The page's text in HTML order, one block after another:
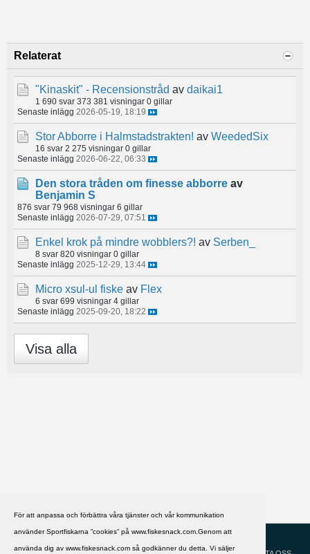
För att anpassa och förbättra våra tjänster och vår kommunikation
använder Sportfiskarna ”cookies” på www.fiskesnack.com.Genom att
använda dig av www.fiskesnack.com så godkänner du detta. Vi säljer
Relaterat
"Kinaskit" - Recensionstråd av daikai1
1 690 svar 373 381 visningar 0 gillar
Senaste inlägg 2026-05-19, 18:19
Stor Abborre i Halmstadstrakten! av WeededSix
16 svar 2 275 visningar 0 gillar
Senaste inlägg 2026-06-22, 06:33
Den stora tråden om finesse abborre av
Benjamin S
876 svar 79 968 visningar 6 gillar
Senaste inlägg 2026-07-29, 07:51
Enkel krok på mindre wobblers?! av Serben_
8 svar 820 visningar 0 gillar
Senaste inlägg 2025-12-29, 13:44
Micro xsul-ul fiske av Flex
6 svar 699 visningar 4 gillar
Senaste inlägg 2025-09-20, 18:22
Visa alla
HJÄLP